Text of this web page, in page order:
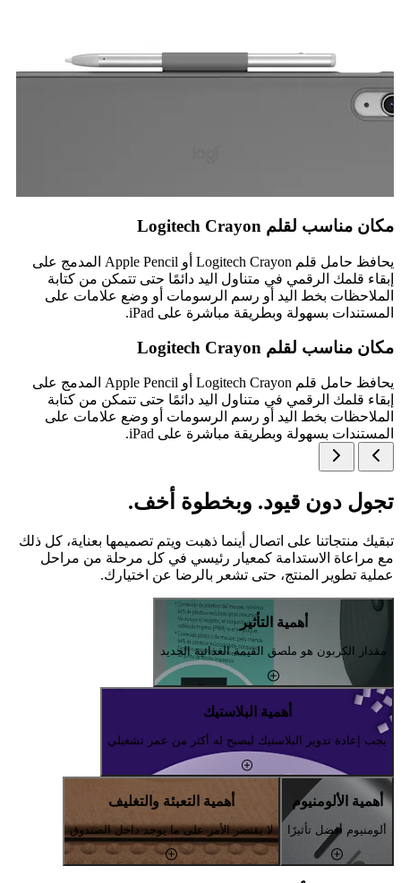
مكان مناسب لقلم Logitech Crayon
يحافظ حامل قلم Logitech Crayon أو Apple Pencil المدمج على
إبقاء قلمك الرقمي في متناول اليد دائمًا حتى تتمكن من كتابة
الملاحظات بخط اليد أو رسم الرسومات أو وضع علامات على
المستندات بسهولة وبطريقة مباشرة على iPad.
مكان مناسب لقلم Logitech Crayon
يحافظ حامل قلم Logitech Crayon أو Apple Pencil المدمج على
إبقاء قلمك الرقمي في متناول اليد دائمًا حتى تتمكن من كتابة
الملاحظات بخط اليد أو رسم الرسومات أو وضع علامات على
المستندات بسهولة وبطريقة مباشرة على iPad.
تجول دون قيود. وبخطوة أخف.
تبقيك منتجاتنا على اتصال أينما ذهبت ويتم تصميمها بعناية، كل ذلك
مع مراعاة الاستدامة كمعيار رئيسي في كل مرحلة من مراحل
عملية تطوير المنتج، حتى تشعر بالرضا عن اختيارك.
أهمية التأثير
مقدار الكربون هو ملصق القيمة الغذائية الجديد
أهمية البلاستيك
يجب إعادة تدوير البلاستيك ليصبح له أكثر من عمر تشغيلي
أهمية الألومنيوم
ألومنيوم أفضل تأثيرًا
أهمية التعبئة والتغليف
لا يقتصر الأمر على ما يوجد داخل الصندوق